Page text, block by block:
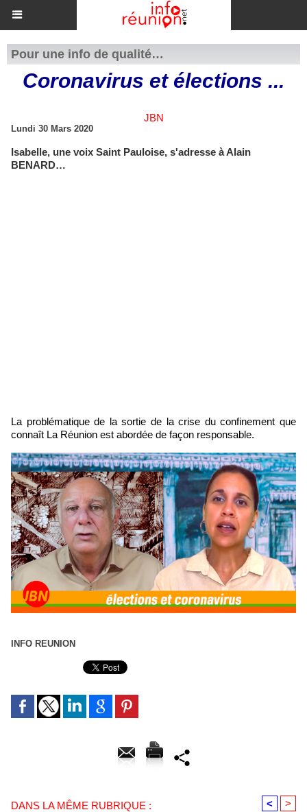
Pour une info de qualité…
Coronavirus et élections ...
JBN
Lundi 30 Mars 2020
Isabelle, une voix Saint Pauloise, s'adresse à Alain
BENARD…
La problématique de la sortie de la crise du confinement que
connaît La Réunion est abordée de façon responsable.
INFO REUNION
DANS LA MÊME RUBRIQUE : < >